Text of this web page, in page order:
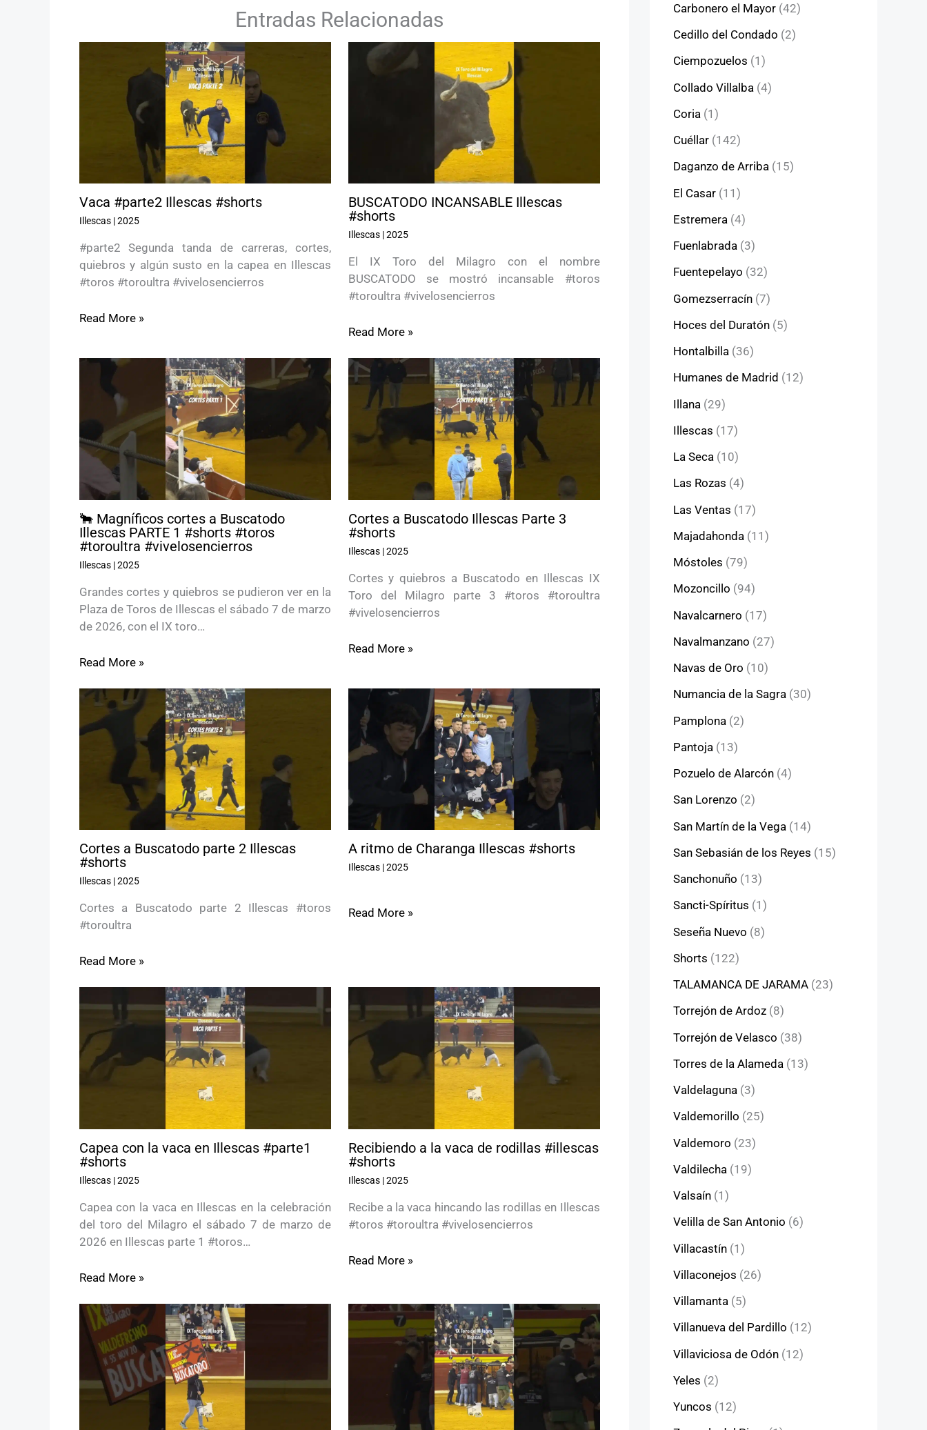
Entradas Relacionadas
Vaca #parte2 Illescas #shorts
Illescas|2025
#parte2 Segunda tanda de carreras, cortes,
quiebros y algún susto en la capea en Illescas
#toros #toroultra #vivelosencierros
Read More »
BUSCATODO INCANSABLE Illescas
#shorts
Illescas|2025
El IX Toro del Milagro con el nombre
BUSCATODO se mostró incansable #toros
#toroultra #vivelosencierros
Read More »
🐂 Magníficos cortes a Buscatodo
Illescas PARTE 1 #shorts #toros
#toroultra #vivelosencierros
Illescas|2025
Grandes cortes y quiebros se pudieron ver en la
Plaza de Toros de Illescas el sábado 7 de marzo
de 2026, con el IX toro…
Read More »
Cortes a Buscatodo Illescas Parte 3
#shorts
Illescas|2025
Cortes y quiebros a Buscatodo en Illescas IX
Toro del Milagro parte 3 #toros #toroultra
#vivelosencierros
Read More »
Cortes a Buscatodo parte 2 Illescas
#shorts
Illescas|2025
Cortes a Buscatodo parte 2 Illescas #toros
#toroultra
Read More »
A ritmo de Charanga Illescas #shorts
Illescas|2025
Read More »
Capea con la vaca en Illescas #parte1
#shorts
Illescas|2025
Capea con la vaca en Illescas en la celebración
del toro del Milagro el sábado 7 de marzo de
2026 en Illescas parte 1 #toros…
Read More »
Recibiendo a la vaca de rodillas #illescas
#shorts
Illescas|2025
Recibe a la vaca hincando las rodillas en Illescas
#toros #toroultra #vivelosencierros
Read More »
Carbonero el Mayor (42)
Cedillo del Condado (2)
Ciempozuelos (1)
Collado Villalba (4)
Coria (1)
Cuéllar (142)
Daganzo de Arriba (15)
El Casar (11)
Estremera (4)
Fuenlabrada (3)
Fuentepelayo (32)
Gomezserracín (7)
Hoces del Duratón (5)
Hontalbilla (36)
Humanes de Madrid (12)
Illana (29)
Illescas (17)
La Seca (10)
Las Rozas (4)
Las Ventas (17)
Majadahonda (11)
Móstoles (79)
Mozoncillo (94)
Navalcarnero (17)
Navalmanzano (27)
Navas de Oro (10)
Numancia de la Sagra (30)
Pamplona (2)
Pantoja (13)
Pozuelo de Alarcón (4)
San Lorenzo (2)
San Martín de la Vega (14)
San Sebasián de los Reyes (15)
Sanchonuño (13)
Sancti-Spíritus (1)
Seseña Nuevo (8)
Shorts (122)
TALAMANCA DE JARAMA (23)
Torrejón de Ardoz (8)
Torrejón de Velasco (38)
Torres de la Alameda (13)
Valdelaguna (3)
Valdemorillo (25)
Valdemoro (23)
Valdilecha (19)
Valsaín (1)
Velilla de San Antonio (6)
Villacastín (1)
Villaconejos (26)
Villamanta (5)
Villanueva del Pardillo (12)
Villaviciosa de Odón (12)
Yeles (2)
Yuncos (12)